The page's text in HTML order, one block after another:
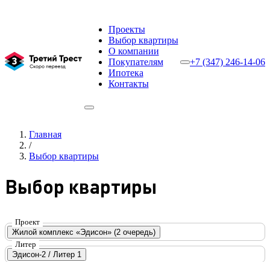
Проекты
Выбор квартиры
О компании
Покупателям
Ипотека
Контакты
+7 (347) 246-14-06
Главная
/
Выбор квартиры
Выбор квартиры
Проект
Жилой комплекс «Эдисон» (2 очередь)
Литер
Эдисон-2 / Литер 1